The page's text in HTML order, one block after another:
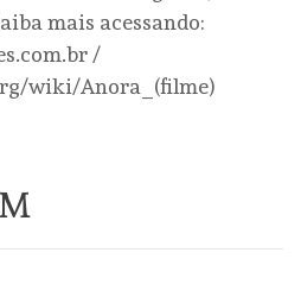
mais acessando:
/
wiki/Anora_(filme)